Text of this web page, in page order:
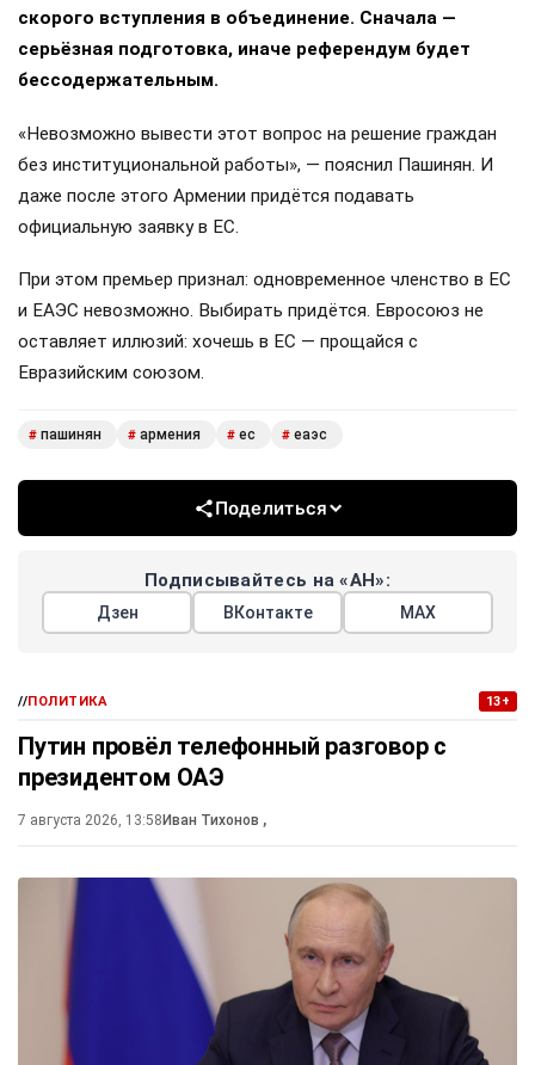
скорого вступления в объединение. Сначала —
серьёзная подготовка, иначе референдум будет
бессодержательным.
«Невозможно вывести этот вопрос на решение граждан
без институциональной работы», — пояснил Пашинян. И
даже после этого Армении придётся подавать
официальную заявку в ЕС.
При этом премьер признал: одновременное членство в ЕС
и ЕАЭС невозможно. Выбирать придётся. Евросоюз не
оставляет иллюзий: хочешь в ЕС — прощайся с
Евразийским союзом.
# пашинян # армения # ес # еаэс
Поделиться
Подписывайтесь на «АН»:
Дзен ВКонтакте МАХ
//ПОЛИТИКА 13+
Путин провёл телефонный разговор с
президентом ОАЭ
7 августа 2026, 13:58 Иван Тихонов ,